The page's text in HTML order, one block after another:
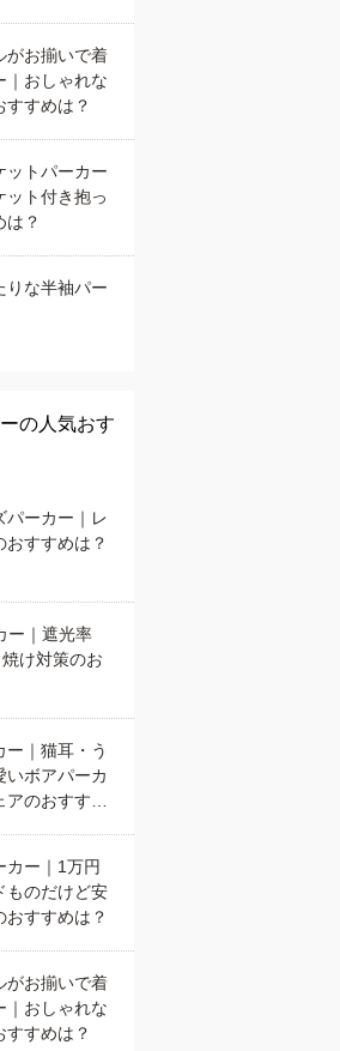
がお揃いで着
｜おしゃれな
すすめは？
ットパーカー
ット付き抱っ
は？
りな半袖パー
の人気おす
パーカー｜レ
おすすめは？
ー｜遮光率
け対策のお
ー｜猫耳・う
いボアパーカ
のおすすめ
カー｜1万円
ものだけど安
おすすめは？
がお揃いで着
｜おしゃれな
すすめは？